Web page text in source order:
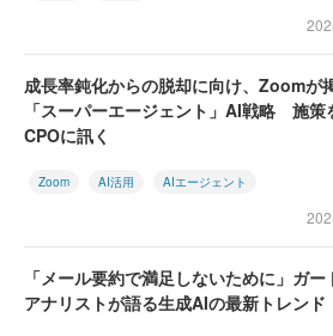
成長率鈍化からの脱却に向け、Zoomが
「スーパーエージェント」AI戦略 施策
CPOに訊く
Zoom AI活用 AIエージェント
「メール要約で満足しないために」ガー
アナリストが語る生成AIの最新トレンド